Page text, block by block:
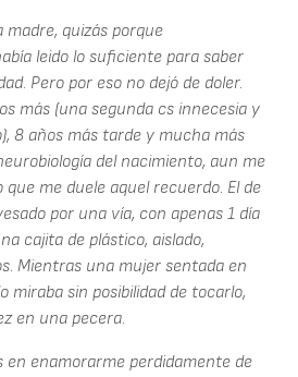
madre, quizás porque
leido lo suficiente para saber
Pero por eso no dejó de doler.
más (una segunda cs innecesia y
8 años más tarde y mucha más
del nacimiento, aun me
me duele aquel recuerdo. El de
por una vía, con apenas 1 día
cajita de plástico, aislado,
Mientras una mujer sentada en
miraba sin posibilidad de tocarlo,
en una pecera.
en enamorarme perdidamente de